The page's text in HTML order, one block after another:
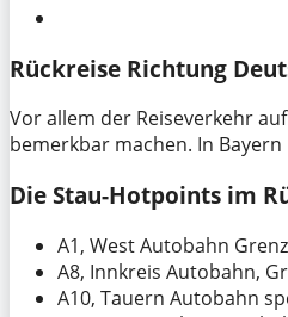
Rückreise Richtung
Vor allem der Reiseverkehr
bemerkbar machen. In
Die Stau-Hotpoints im
A1, West Autobahn
A8, Innkreis Autobahn,
A10, Tauern Autobahn